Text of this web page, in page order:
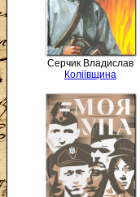
Серчик Владислав
Коліївщина